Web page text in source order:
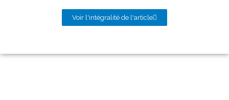
Voir l'intégralité de l'article